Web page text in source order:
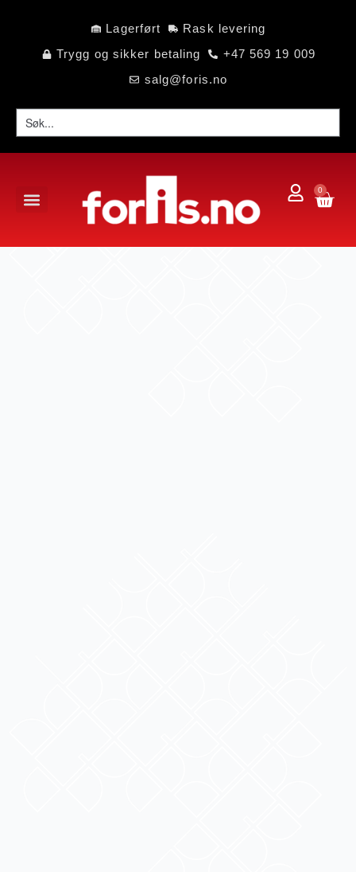
Lagerført
Rask levering
Trygg og sikker betaling
+47 569 19 009
salg@foris.no
0